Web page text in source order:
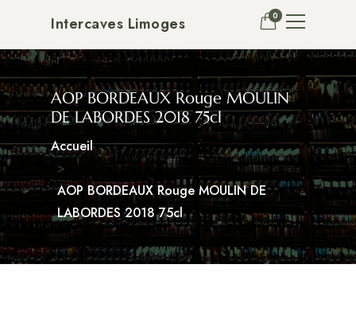
Intercaves Limoges 0
AOP BORDEAUX Rouge MOULIN
DE LABORDES 2018 75cl
Accueil
AOP BORDEAUX Rouge MOULIN DE
LABORDES 2018 75cl